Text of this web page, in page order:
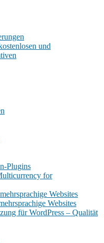
und
Plugins
for
Websites
Websites
für WordPress – Qualität